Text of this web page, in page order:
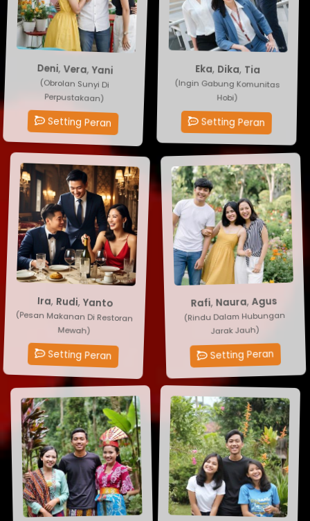
Deni ,Vera ,Yani
(Obrolan Sunyi Di
Perpustakaan)
Setting Peran
Eka, Dika, Tia
(Ingin Gabung Komunitas
Hobi)
Setting Peran
Ira ,Rudi ,Yanto
(Pesan Makanan Di Restoran
Mewah)
Setting Peran
Rafi,Naura,Agus
(Rindu Dalam Hubungan
Jarak Jauh)
Setting Peran